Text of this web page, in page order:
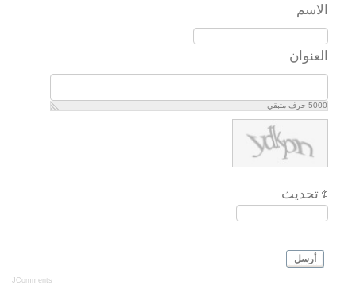
الاسم
العنوان
5000 حرف متبقي
تحديث
أرسل
JComments